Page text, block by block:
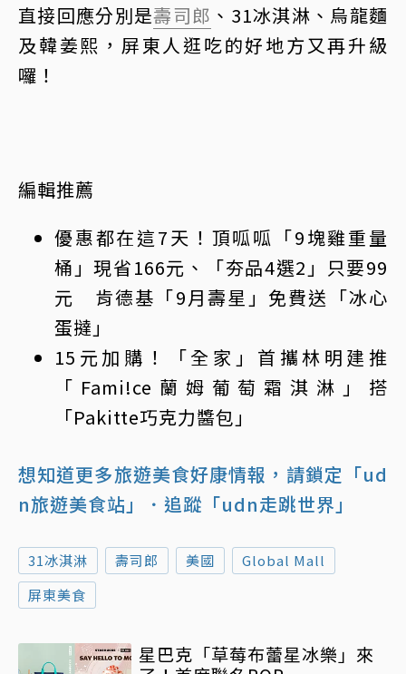
直接回應分別是壽司郎 、31冰淇淋、烏龍麵
及韓姜熙，屏東人逛吃的好地方又再升級
囉！
編輯推薦
優惠都在這7天！頂呱呱「9塊雞重量
桶」現省166元、「夯品4選2」只要99
元 肯德基「9月壽星」免費送「冰心
蛋撻」
15元加購！「全家」首攜林明建推
「Fami!ce蘭姆葡萄霜淇淋」搭
「Pakitte巧克力醬包」
想知道更多旅遊美食好康情報，請鎖定「ud
n旅遊美食站」
．追蹤「udn走跳世界」
31冰淇淋 壽司郎 美國
Global Mall
屏東美食
星巴克「草莓布蕾星冰樂」來